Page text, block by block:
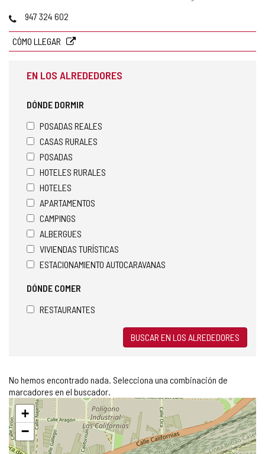
Teléfonos
947 324 602
CÓMO LLEGAR
EN LOS ALREDEDORES
DÓNDE DORMIR
POSADAS REALES
CASAS RURALES
POSADAS
HOTELES RURALES
HOTELES
APARTAMENTOS
CAMPINGS
ALBERGUES
VIVIENDAS TURÍSTICAS
ESTACIONAMIENTO AUTOCARAVANAS
DÓNDE COMER
RESTAURANTES
BUSCAR EN LOS ALREDEDORES
No hemos encontrado nada. Selecciona una combinación de
marcadores en el buscador.
Saltar
mapa
+
−